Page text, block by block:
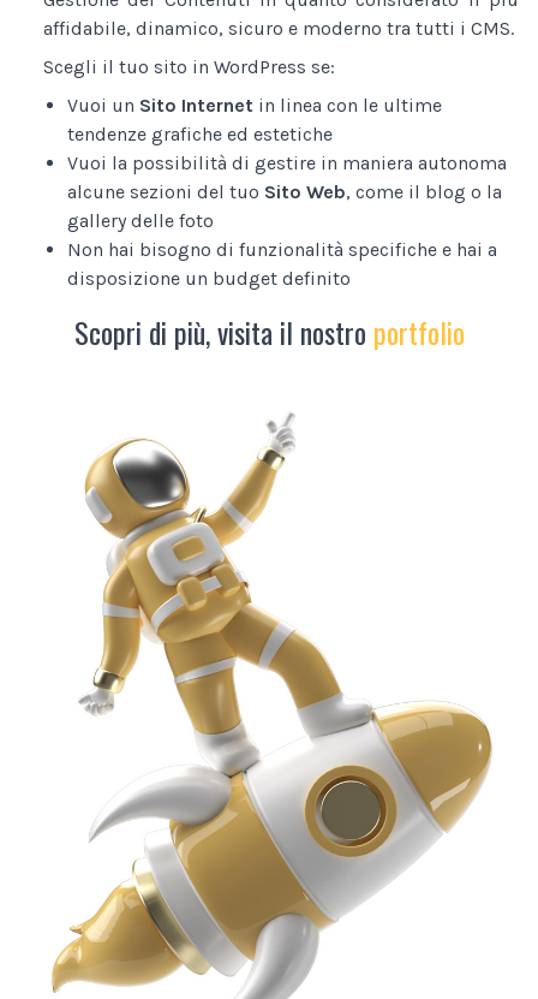
affidabile, dinamico, sicuro e moderno tra tutti i CMS.
Scegli il tuo sito in WordPress se:
Vuoi un Sito Internet in linea con le ultime
tendenze grafiche ed estetiche
Vuoi la possibilità di gestire in maniera autonoma
alcune sezioni del tuo Sito Web, come il blog o la
gallery delle foto
Non hai bisogno di funzionalità specifiche e hai a
disposizione un budget definito
Scopri di più, visita il nostro portfolio